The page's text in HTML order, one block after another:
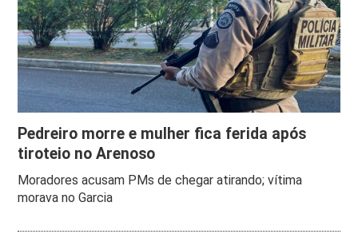
Pedreiro morre e mulher fica ferida após
tiroteio no Arenoso
Moradores acusam PMs de chegar atirando; vítima
morava no Garcia